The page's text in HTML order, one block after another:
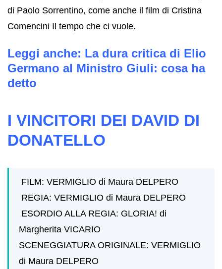
di Paolo Sorrentino, come anche il film di Cristina
Comencini Il tempo che ci vuole.
Leggi anche: La dura critica di Elio
Germano al Ministro Giuli: cosa ha
detto
I VINCITORI DEI DAVID DI
DONATELLO
FILM: VERMIGLIO di Maura DELPERO
REGIA: VERMIGLIO di Maura DELPERO
ESORDIO ALLA REGIA: GLORIA! di
Margherita VICARIO
SCENEGGIATURA ORIGINALE: VERMIGLIO
di Maura DELPERO